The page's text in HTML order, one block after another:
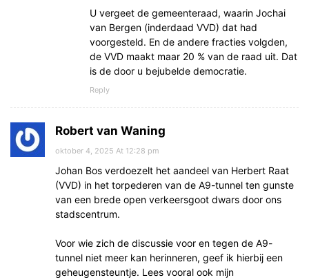
U vergeet de gemeenteraad, waarin Jochai
van Bergen (inderdaad VVD) dat had
voorgesteld. En de andere fracties volgden,
de VVD maakt maar 20 % van de raad uit. Dat
is de door u bejubelde democratie.
Reply
Robert van Waning
oktober 4, 2025 At 12:28 pm
Johan Bos verdoezelt het aandeel van Herbert Raat
(VVD) in het torpederen van de A9-tunnel ten gunste
van een brede open verkeersgoot dwars door ons
stadscentrum.
Voor wie zich de discussie voor en tegen de A9-
tunnel niet meer kan herinneren, geef ik hierbij een
geheugensteuntje. Lees vooral ook mijn